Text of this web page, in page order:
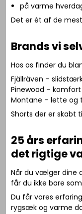
på varme
Det er ét af de
Brands vi
Hos os finder du
Fjällräven –
Pinewood –
Montane – lette og
Shorts der er skabt
25 års
det rigtige
Når du vælger dine
får du ikke bare
Du får vores
rygsæk og varme